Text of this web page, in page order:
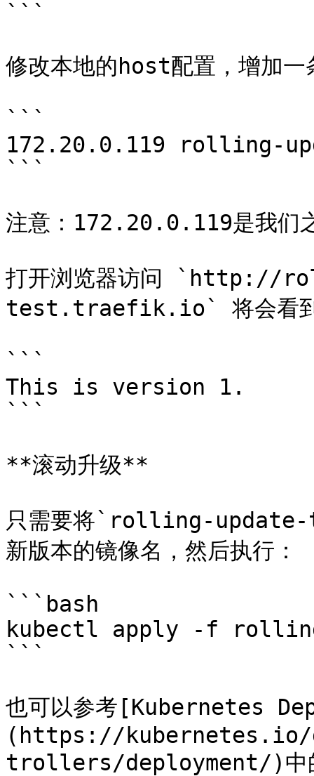
```
修改本地的host配置，增加一
```
172.20.0.119 rolling-
```
注意：172.20.0.119是我们
打开浏览器访问 `http://
test.traefik.io` 将会看到
```
This is version 1.
```
**滚动升级**
只需要将`rolling-update-
新版本的镜像名，然后执行：
```bash
kubectl apply -f
```
也可以参考[Kubernetes
(https://kubernetes.io/
trollers/deployment/)中的